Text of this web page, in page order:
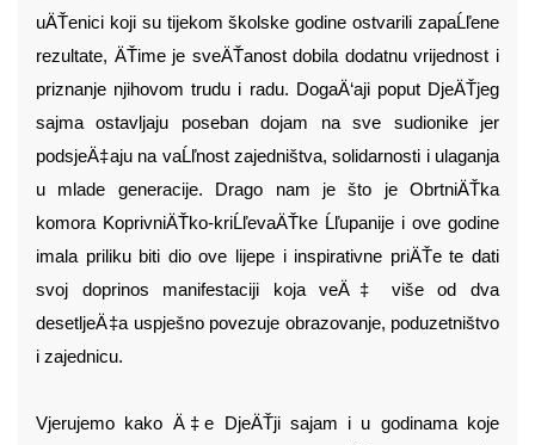
uÄŤenici koji su tijekom školske godine ostvarili zapaĹľene
rezultate, ÄŤime je sveÄŤanost dobila dodatnu vrijednost i
priznanje njihovom trudu i radu. DogaÄ‘aji poput DjeÄŤjeg
sajma ostavljaju poseban dojam na sve sudionike jer
podsjeÄ‡aju na vaĹľnost zajedništva, solidarnosti i ulaganja
u mlade generacije. Drago nam je što je ObrtniÄŤka
komora KoprivniÄŤko-kriĹľevaÄŤke Ĺľupanije i ove godine
imala priliku biti dio ove lijepe i inspirativne priÄŤe te dati
svoj doprinos manifestaciji koja veÄ‡ više od dva
desetljeÄ‡a uspješno povezuje obrazovanje, poduzetništvo
i zajednicu.
Vjerujemo kako Ä‡e DjeÄŤji sajam i u godinama koje